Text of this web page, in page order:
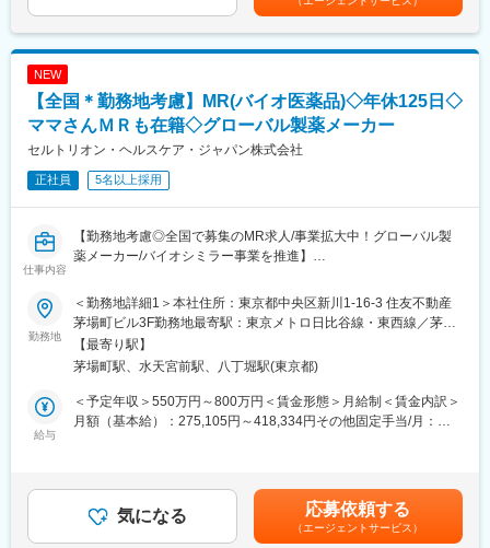
【求める人物像】
■顧客と関係を築き、伴走しながら本質的な課題を模索できる方。
■複数部門と連携し、チームを牽引しプロジェクトを推進する素養
■「よい医療を支え、よりよい社会づくりに貢献」していくという
弊社の社是に共感する方。
【当社について】
当社は全国750店舗以上の拠点を構える調剤薬局事業を展開して
おり、現在は病院に対する経営コンサルティングを事業の柱とし
顧客に対して医療に関わるトータルサポートが可能です。
者と薬局のコミュニケーションを支援するデジタル医療プラット
者数は220万人を突破。より多くの患者・薬局に利用されるサー
ビスへと成長を続けています。
・PdM、エンジニア、QA、セールス、CSなど関係者との調整
・進行管理、スケジュール管理、マイルストーン管理
・リリースに向けた関係者調整、情報整理
・開発プロセス、チケット管理、リリース運用等の継続的な改善
■開発体制
PM、PdM、テックリード、エンジニア、QA、デザイナー等、計
アジャイルで開発を進めています。
◎Slack、Notion、GitHub、Google Workspace等を活用。リモー
トでの情報共有・プロジェクト推進を実施。
NEW
【全国＊勤務地考慮】MR(バイオ医薬品)◇年休125日◇
ママさんＭＲも在籍◇グローバル製薬メーカー
セルトリオン・ヘルスケア・ジャパン株式会社
正社員 5名以上採用
仕事内容
【勤務地考慮◎全国で募集のMR求人/事業拡大中！グローバル製
薬メーカー/バイオシミラー事業を推進】
バイオ医薬品を開発・製造する総合ヘルスケアグループの日本法
人である当社にて、MRを募集いたします。
■業務内容：
・MR職務の担当エリアにおいて当社製品の新規口座開設ならびに
シェアの拡大を目指す
・販売目標を達成させるために卸との協業を推進する
践する
勤務地
＜勤務地詳細1＞本社住所：東京都中央区新川1-16-3 住友不動産
茅場町ビル3F勤務地最寄駅：東京メトロ日比谷線・東西線／茅場
町駅受動喫煙対策：敷地内喫煙可能場所あり＜勤務地詳細2＞全国
住所：全国 受動喫煙対策：敷地内全面禁煙変更の範囲：会社の定
【最寄り駅】
茅場町駅、水天宮前駅、八丁堀駅(東京都)
給与
＜予定年収＞550万円～800万円＜賃金形態＞月給制＜賃金内訳＞
月額（基本給）：275,105円～418,334円その他固定手当/月：
残業手当＞有＜給与補足＞※年収は経験に応じて決定します。年収
には営業手当を含みます。※固定残業代は、時間外労働の有無に関
わらず40時間分が付きます。※別途営業日当支給（2,000円/日）賃
気になる 応募依頼する
（エージェントサービス）